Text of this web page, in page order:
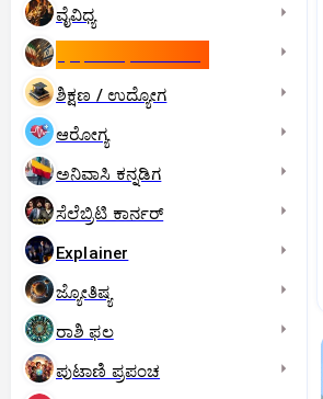
ವೈವಿಧ್ಯ
ಶಿಕ್ಷಣ / ಉದ್ಯೋಗ
ಆರೋಗ್ಯ
ಅನಿವಾಸಿ ಕನ್ನಡಿಗ
ಸೆಲೆಬ್ರಿಟಿ ಕಾರ್ನರ್‌
Explainer
ಜ್ಯೋತಿಷ್ಯ
ರಾಶಿ ಫಲ
ಪುಟಾಣಿ ಪ್ರಪಂಚ